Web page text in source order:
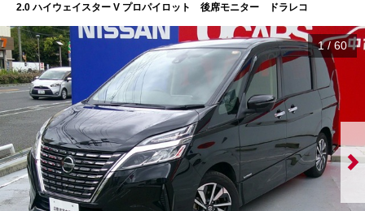
2.0 ハイウェイスター V プロパイロット 後席モニター ドラレコ
1/ 60